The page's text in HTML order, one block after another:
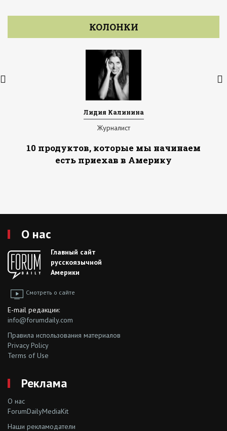
КОЛОНКИ
Лидия Калинина
Журналист
10 продуктов, которые мы начинаем
есть приехав в Америку
О нас
Главный сайт
русскоязычной
Америки
Смотреть о сайте
E-mail редакции:
info@forumdaily.com
Правила использования материалов
Privacy Policy
Terms of Use
Реклама
О нас
ForumDailyMediaKit
Наши рекламодатели